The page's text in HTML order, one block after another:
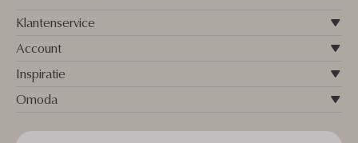
Klantenservice
Account
Inspiratie
Omoda